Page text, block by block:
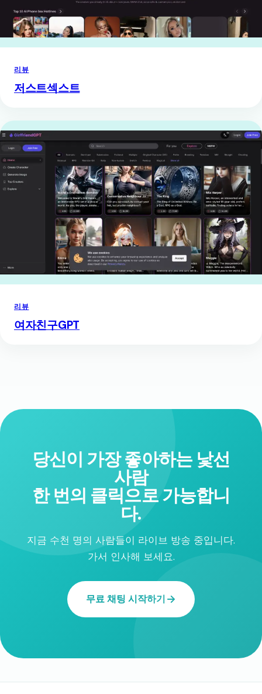
리뷰
저스트섹스트
리뷰
여자친구GPT
당신이 가장 좋아하는 낯선
사람
한 번의 클릭으로 가능합니
다.
지금 수천 명의 사람들이 라이브 방송 중입니다.
가서 인사해 보세요.
무료 채팅 시작하기